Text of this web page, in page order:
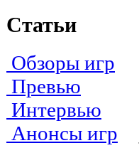
Статьи
Обзоры игр
Превью
Интервью
Анонсы игр